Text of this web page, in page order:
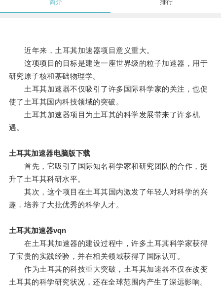
简介 排行
近年来，土耳其加速器项目意义重大。
这项项目的目标是建造一座世界级的粒子加速器，用于
研究原子核和基础物理学。
土耳其加速器不仅吸引了许多国际科学家的关注，也促
使了土耳其国内科技领域的突破。
土耳其加速器项目为土耳其的科学发展带来了许多机
遇。
土耳其加速器电脑版下载
首先，它吸引了国际知名科学家和研究团队的合作，提
升了土耳其科研水平。
其次，这个项目在土耳其国内激发了年轻人对科学的兴
趣，培养了大批优秀的科学人才。
土耳其加速器vqn
在土耳其加速器的建设过程中，许多土耳其科学家获得
了宝贵的实践经验，并在相关领域获得了国际认可。
作为土耳其的科技重大突破，土耳其加速器不仅在改变
土耳其的科学研究状况，还在全球范围内产生了深远影响。